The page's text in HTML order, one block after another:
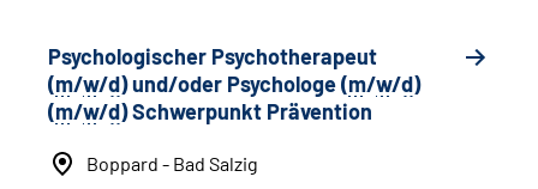
Psychologischer Psychotherapeut
(m/w/d) und/oder Psychologe (m/w/d)
(m/w/d) Schwerpunkt Prävention
Boppard - Bad Salzig